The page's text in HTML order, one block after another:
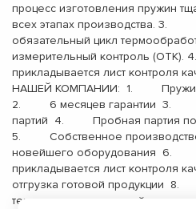
процесс изготовления пружин
всех этапах производства. 3.
обязательный цикл
измерительный контроль
прикладывается лист контроля
НАШЕЙ КОМПАНИИ: 1. Пружины
2. 6 месяцев гарантии 3.
партий 4. Пробная партия по
5. Собственное
новейшего оборудования 6.
прикладывается лист
отгрузка готовой продукции
терминала транспортной